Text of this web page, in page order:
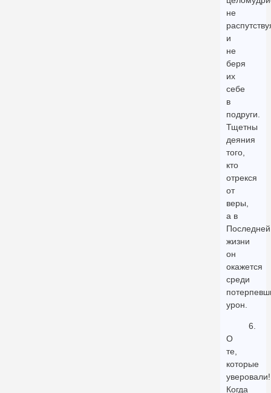
не
и
не
беря
их
себе
в
подруги.
Тщетны
деяния
того,
кто
отрекся
от
веры,
а в
Последней
жизни
он
окажется
среди
урон.
6.
О
те,
которые
уверовали!
Когда